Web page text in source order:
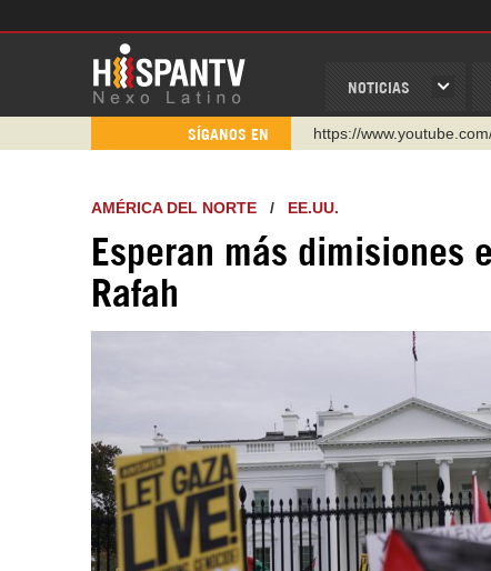
NOTICIAS
SÍGANOS EN
https://
https://t.me/hispantvcanal
https://urmedium.com/c/
WhatsApp y Viber: +98
https://
AMÉRICA DEL NORTE / EE.UU.
Esperan más dimisiones
Rafah